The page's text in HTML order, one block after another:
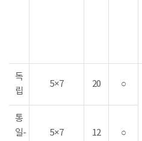
독
립
5×7 20 ○
통
일-
5×7 12 ○